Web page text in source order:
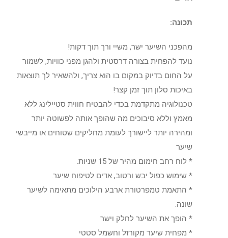
תכונה:
מהפכני השיער ישר, משיי ורך תוך דקות!
נועד להפחית בצורה דרסטית ולהגן מפני כוויות, לשמור
על החום בדיוק במקום בו הוא צריך, ולהשאיר לך תוצאות
באיכות סלון תוך זמן קצר!
טכנולוגיה מתקדמת בכדי להבטיח חווית סטיילינג ללא
מאמץ וללא סיבוכים מה שהופך אותה לפשוטה יותר
ומהירה יותר ליישורך לעומת מחליקים שטוחים או מייבשי
שיער
* לוח רחב חימום מהיר של 15 שניות.
* שימוש כפול יבש ורטוב, אדים לטיפוח שיער.
* התאמת טמפרטורת ארבע הילוכים מתאימה לשיער
שונה.
* הופך את השיער לחלק וישר
* מפחית שיער מקורזל וחשמל סטטי